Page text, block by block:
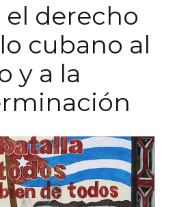
el derecho
cubano al
y a la